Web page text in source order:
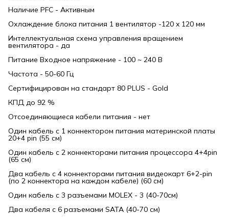
Наличие PFC - Активным
Охлаждение блока питания 1 вентилятор -120 x 120 мм
Интеллектуальная схема управления вращением
вентилятора - да
Питание Входное напряжение - 100 ~ 240 В
Частота - 50-60 Гц
Сертифицирован на стандарт 80 PLUS - Gold
КПД до 92 %
Отсоединяющиеся кабели питания - нет
Один кабель с 1 коннектором питания материнской платы
20+4 pin (55 см)
Один кабель с 2 коннекторами питания процессора 4+4pin
(65 см)
Два кабель с 4 коннекторами питания видеокарт 6+2-pin
(по 2 коннектора на каждом кабеле) (60 см)
Один кабель с 3 разъемами MOLEX - 3 (40-70см)
Два кабеля с 6 разъемами SATA (40-70 см)